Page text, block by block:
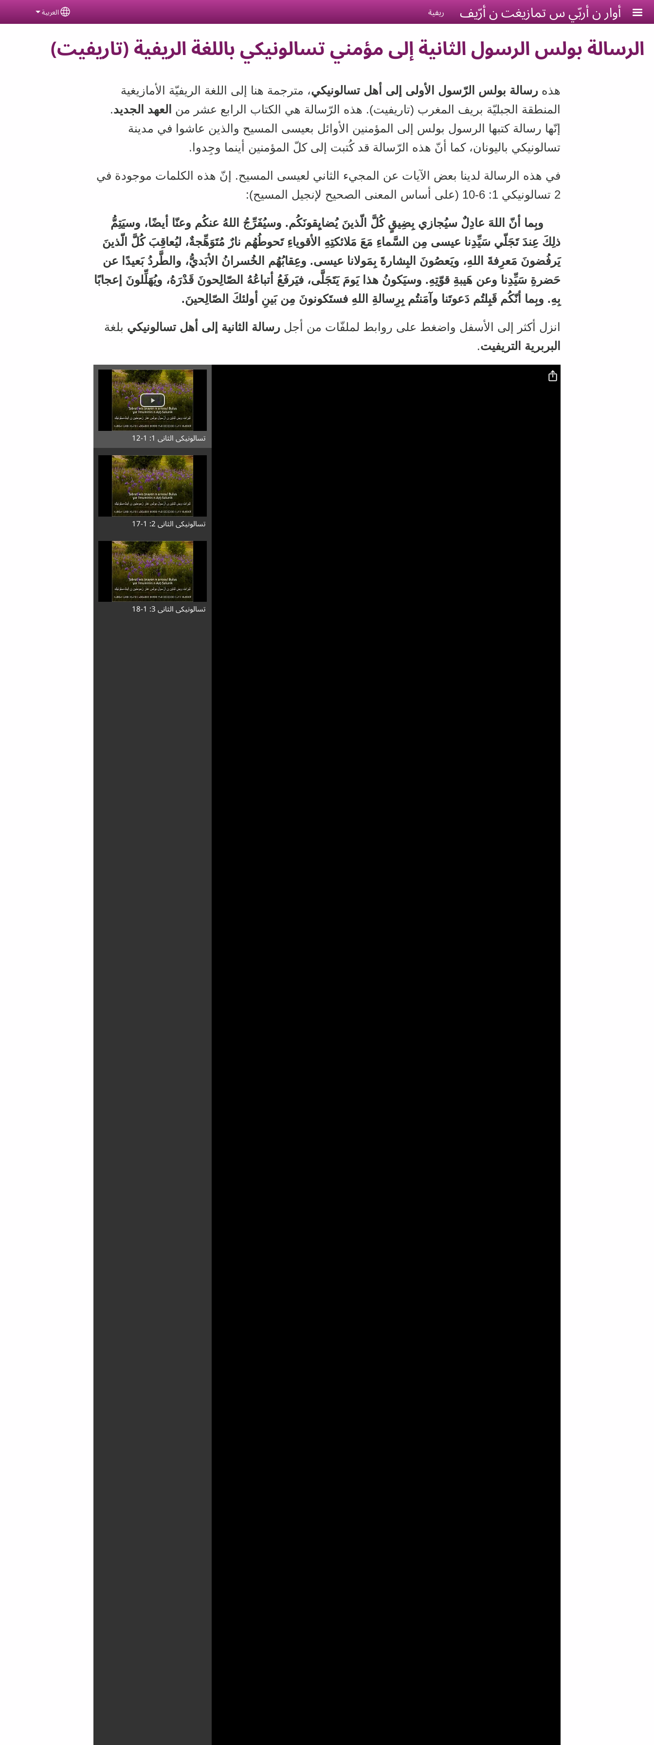
Skip to main content
أوار ن أربّي س تمازيغت ن أرّيف ريفية your language
العربية
الرسالة بولس الرسول الثانية إلى مؤمني تسالونيكي باللغة الريفية (تاريفيت)
هذه رسالة بولس الرّسول الأولى إلى أهل تسالونيكي، مترجمة هنا إلى اللغة الريفيّة الأمازيغية
المنطقة الجبليّة بريف المغرب (تاريفيت). هذه الرّسالة هي الكتاب الرابع عشر من العهد الجديد.
إنّها رسالة كتبها الرسول بولس إلى المؤمنين الأوائل بعيسى المسيح والذين عاشوا في مدينة
تسالونيكي باليونان، كما أنّ هذه الرّسالة قد كُتبت إلى كلّ المؤمنين أينما وجِدوا.
في هذه الرسالة لدينا بعض الآيات عن المجيء الثاني لعيسى المسيح. إنّ هذه الكلمات موجودة في
2 تسالونيكي 1: 6-10 (على أساس المعنى الصحيح لإنجيل المسيح)
:
وبِما أنّ اللهَ عادِلٌ سيُجازي بِضِيقٍ كُلَّ الّذينَ يُضايِقونَكُم. وسيُفَرِّجُ اللهُ عنكُم وعنّا أيضًا، وسيَتِمُّ
ذلِكَ عِندَ تَجَلّي سَيِّدِنا عيسى مِن السَّماءِ مَعَ مَلائكتِهِ الأقوياءِ تَحوطُهُم نارٌ مُتَوَهِّجةٌ، ليُعاقِبَ كُلَّ الّذينَ
يَرفُضونَ مَعرِفةَ اللهِ، ويَعصُونَ البِشارةَ بِمَولانا عيسى. وعِقابُهُم الخُسرانُ الأبَديُّ، والطَّردُ بَعيدًا عن
حَضرةِ سَيِّدِنا وعن هَيبةِ قوّتِهِ. وسيَكونُ هذا يَومَ يَتَجَلَّى، فيَرفَعُ أتباعُهُ الصّالِحونَ قَدْرَهُ، ويُهَلِّلونَ إعجابًا
بِهِ. وبِما أنّكُم قَبِلتُم دَعوتَنا وآمَنتُم بِرِسالةِ اللهِ فستَكونونَ مِن بَينِ أولئكَ الصّالِحينَ.
انزل أكثر إلى الأسفل واضغط على روابط لملفّات من أجل رسالة الثانية إلى أهل تسالونيكي بلغة
البربرية التريفيت.
تسالونیکی الثانی 1: 1-12
تسالونیکی الثانی 2: 1-17
تسالونیکی الثانی 3: 1-18